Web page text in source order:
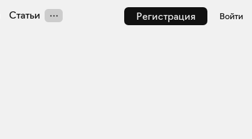
Регистрация Войти
Статьи